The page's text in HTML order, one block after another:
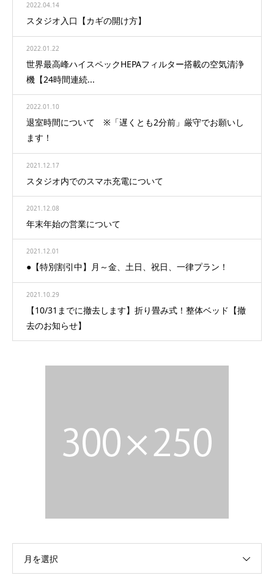
2022.04.14
スタジオ入口【カギの開け方】
2022.01.22
世界最高峰ハイスペックHEPAフィルター搭載の空気清浄
機【24時間連続...
2022.01.10
退室時間について ※「遅くとも2分前」厳守でお願いし
ます！
2021.12.17
スタジオ内でのスマホ充電について
2021.12.08
年末年始の営業について
2021.12.01
●【特別割引中】月～金、土日、祝日、一律プラン！
2021.10.29
【10/31までに撤去します】折り畳み式！整体ベッド【撤
去のお知らせ】
月を選択